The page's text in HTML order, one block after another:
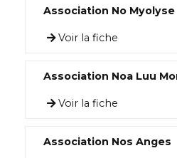
Association No Myolyse
Voir la fiche
Association Noa Luu
Voir la fiche
Association Nos Anges